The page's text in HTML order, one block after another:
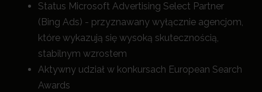
Status Microsoft Advertising Select Partner
(Bing Ads) - przyznawany wyłącznie agencjom,
które wykazują się wysoką skutecznością,
stabilnym wzrostem
Aktywny udział w konkursach European Search
Awards